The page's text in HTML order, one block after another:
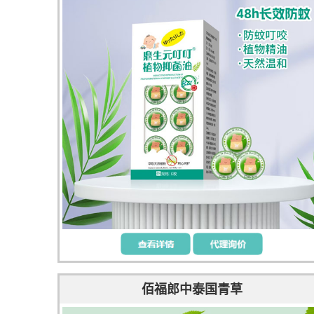
佰福郎中泰国青草